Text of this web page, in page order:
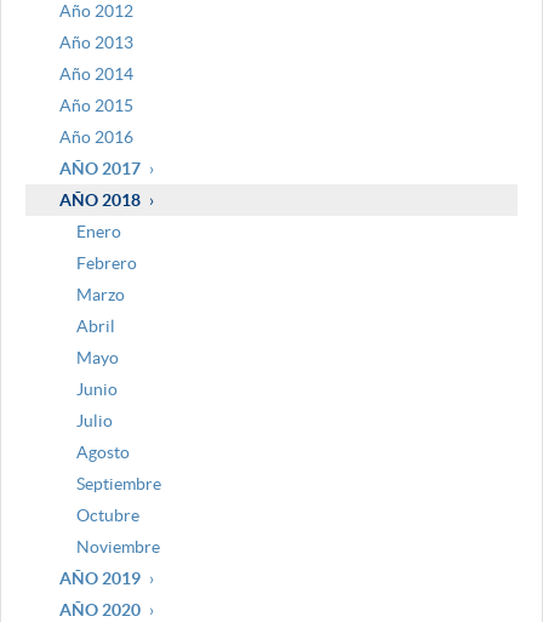
Año 2012
Año 2013
Año 2014
Año 2015
Año 2016
AÑO 2017
AÑO 2018
Enero
Febrero
Marzo
Abril
Mayo
Junio
Julio
Agosto
Septiembre
Octubre
Noviembre
AÑO 2019
AÑO 2020